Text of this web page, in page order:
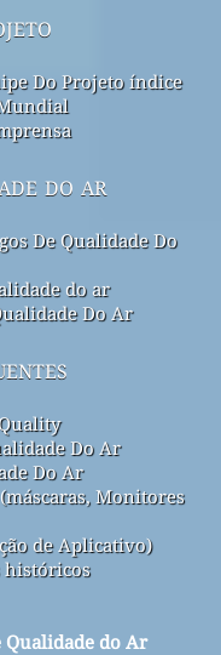
Do Projeto índice
do ar
De Qualidade Do
do ar
Do Ar
Do Ar
Do Ar
Monitores
de Aplicativo)
históricos
do Ar